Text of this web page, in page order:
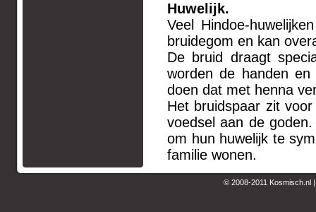
Huwelijk.
Veel Hindoe-
bruidegom en kan
De bruid draagt
worden de handen
doen dat met henna
Het bruidspaar zit
voedsel aan de
om hun huwelijk te
familie wonen.
© 2008-2011 Kosmisch.nl